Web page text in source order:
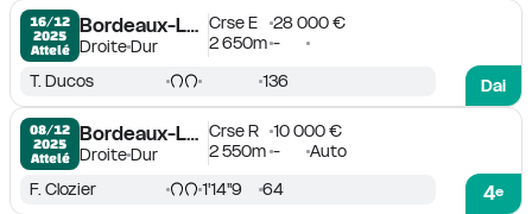
16/12
2025
Attelé
Bordeaux-Le Bouscat
DroiteDur
Crse E
28 000 €
2 650m -
Dai
T. Ducos 136
08/12
2025
Attelé
Bordeaux-Le Bouscat
DroiteDur
Crse R
10 000 €
2 550m - Auto
4e
F. Clozier 1'14''9 64